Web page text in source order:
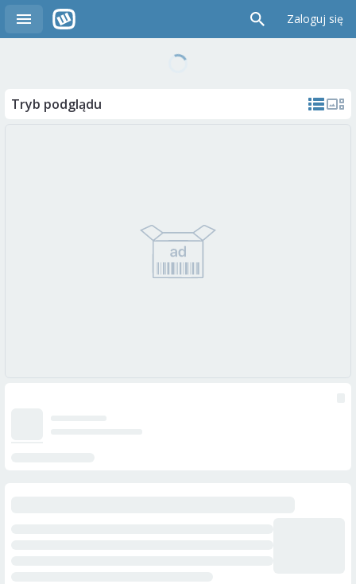
Zaloguj się
Tryb podglądu